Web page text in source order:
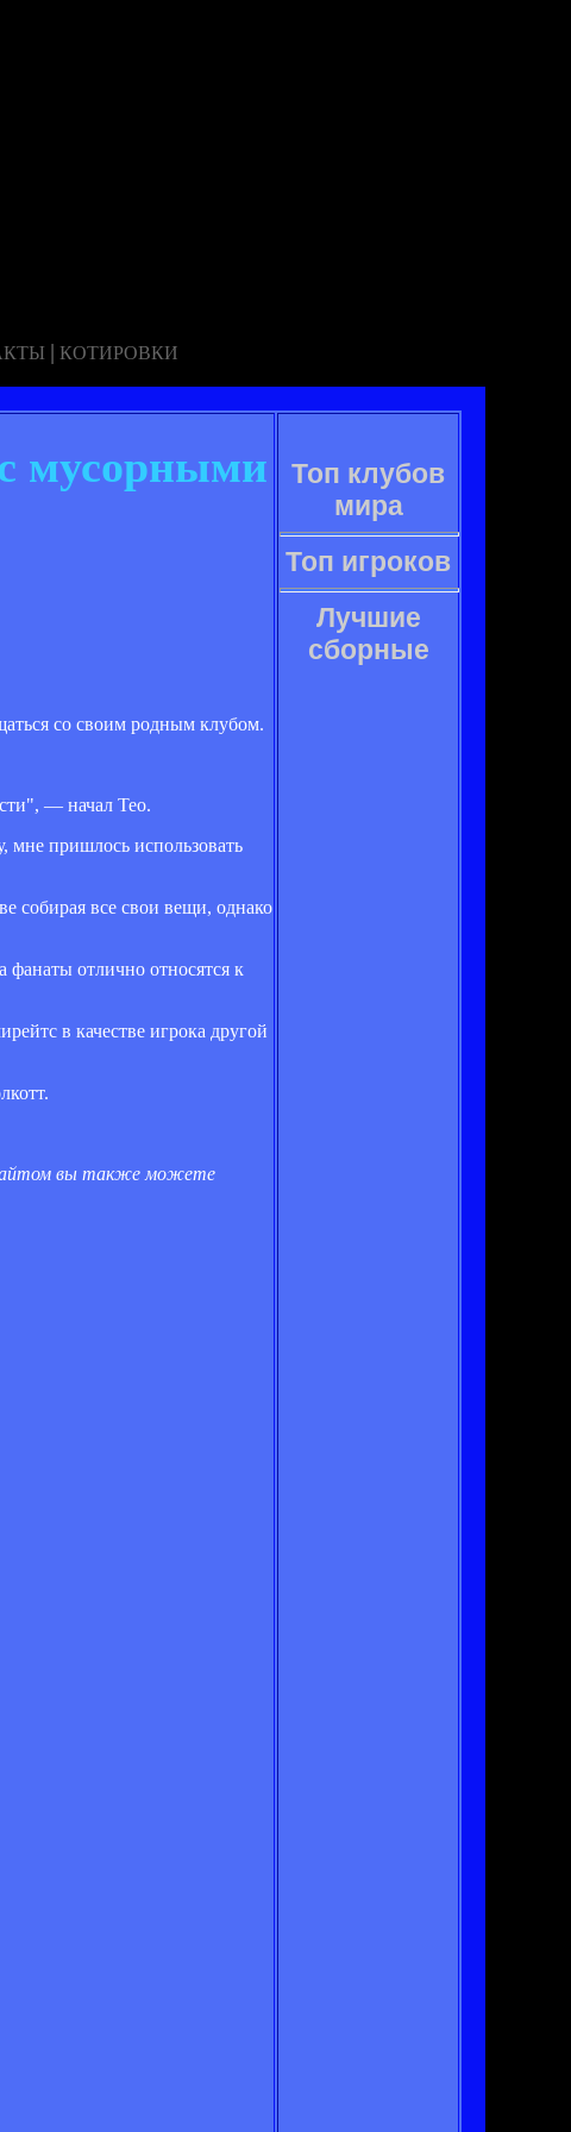
| КОТИРОВКИ
мусорными
со своим родным клубом.
— начал Тео.
мне пришлось использовать
собирая все свои вещи, однако
отлично относятся к
в качестве игрока другой
вы также можете
Топ клубов
мира
Топ игроков
Лучшие
сборные